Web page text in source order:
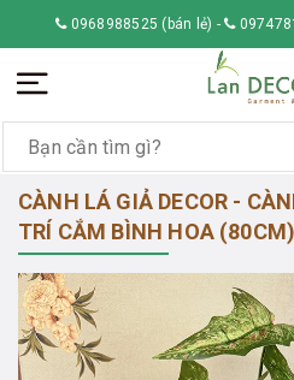
0968988525 (bán lẻ) -
CÀNH LÁ GIẢ DECOR -
TRÍ CẮM BÌNH HOA